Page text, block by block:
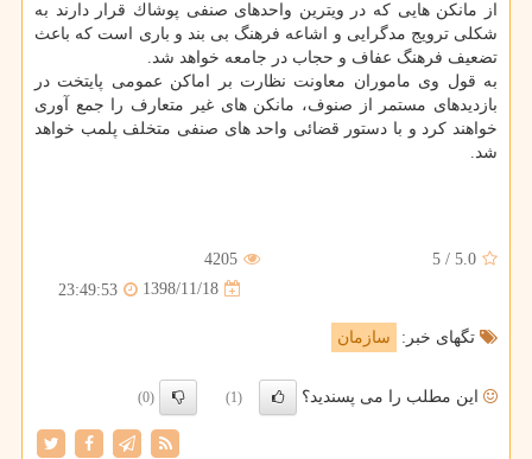
از مانكن هایی كه در ویترین واحدهای صنفی پوشاك قرار دارند به
شكلی ترویج مدگرایی و اشاعه فرهنگ بی بند و باری است كه باعث
تضعیف فرهنگ عفاف و حجاب در جامعه خواهد شد.
به قول وی ماموران معاونت نظارت بر اماكن عمومی پایتخت در
بازدیدهای مستمر از صنوف، مانكن های غیر متعارف را جمع آوری
خواهند كرد و با دستور قضائی واحد های صنفی متخلف پلمب خواهد
شد.
5.0
/
5
4205
1398/11/18
23:49:53
تگهای خبر: سازمان
این مطلب را می پسندید؟ (1)
(0)